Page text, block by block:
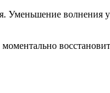
Уменьшение волнения